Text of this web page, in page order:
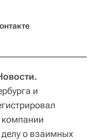
и
компании
о взаимных